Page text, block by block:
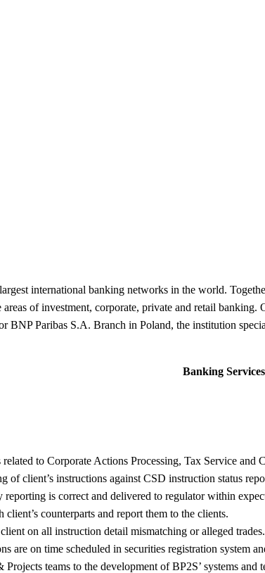
international banking networks in the world.
of investment, corporate, private and retail
BNP Paribas S.A. Branch in Poland, the institution
Banking
to Corporate Actions Processing, Tax Service
of client’s instructions against CSD instruction status
reporting is correct and delivered to regulator within
counterparts and report them to the clients.
on all instruction detail mismatching or alleged trades.
are on time scheduled in securities registration system
teams to the development of BP2S’ systems